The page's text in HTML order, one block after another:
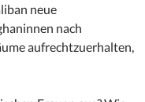
neue
nach
aufrechtzuerhalten,